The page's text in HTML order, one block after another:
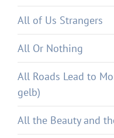
All of Us Strangers
All Or Nothing
All Roads Lead to
gelb)
All the Beauty and